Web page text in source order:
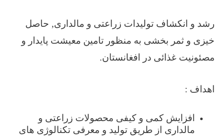
رشد و انکشاف تولیدات زراعتی و مالداری, حاصل
خیزی و ثمر بخشی به منظور تامین معیشت پایدار و
مصئونیت غذائی در افغانستان.
اهداف :
افزایش کمی و کیفی محصولات زراعتی و
مالداری از طریق تولید و معرفی تکنالوژی های